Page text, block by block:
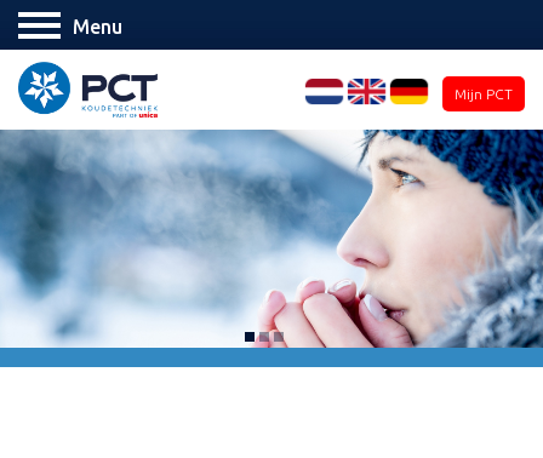
Menu
Mijn PCT